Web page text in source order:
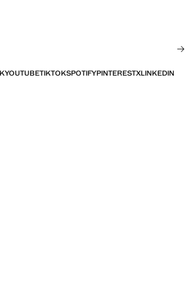
YOUTUBETIKTOKSPOTIFYPINTERESTXLINKEDIN